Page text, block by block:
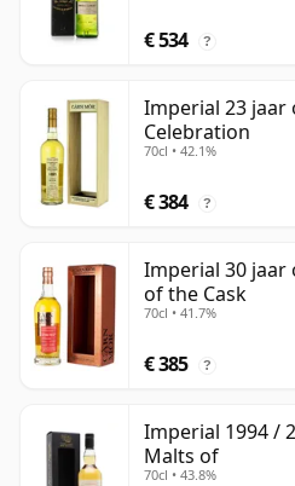
€ 534 ?
Imperial 23 jaar
Celebration
70cl • 42.1%
€ 384 ?
Imperial 30 jaar
of the Cask
70cl • 41.7%
€ 385 ?
Imperial 1994 /
Malts of
70cl • 43.8%